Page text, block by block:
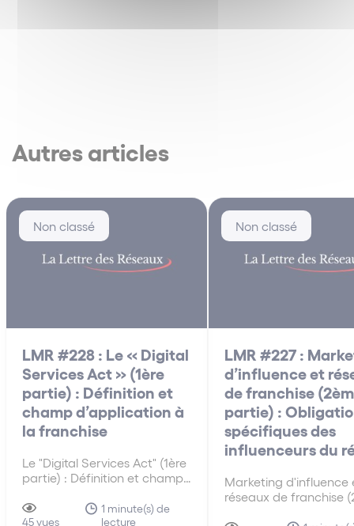
Autres articles
Non classé
LMR #228 : Le « Digital
Services Act » (1ère
partie) : Définition et
champ d’application à
la franchise
Le "Digital Services Act" (1ère
partie) : Définition et champ
Le « Digital Services Act »
(DSA) est le règlement
45 vues
1 minute(s) de
lecture
Non classé
LMR #227 :
d’influence et
de franchise
partie) :
spécifiques des
influenceurs du
Marketing d'influence
réseaux de franchise